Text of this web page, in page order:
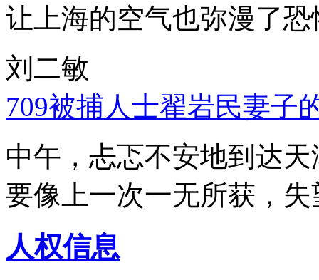
让上海的空气也弥漫了
刘二敏
709被捕人士翟岩民妻子
中午，忐忑不安地到达
要像上一次一无所获，
人权信息